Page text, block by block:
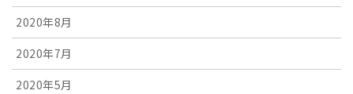
2020年8月
2020年7月
2020年5月